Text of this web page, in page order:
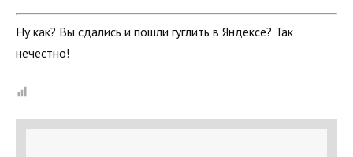
Ну как? Вы сдались и пошли гуглить в Яндексе? Так
нечестно!